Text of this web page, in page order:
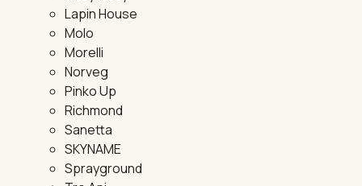
Lapin House
Molo
Morelli
Norveg
Pinko Up
Richmond
Sanetta
SKYNAME
Sprayground